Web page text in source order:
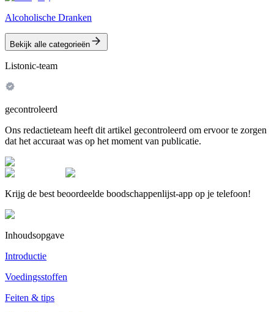
Alcoholische Dranken
Bekijk alle categorieën
Listonic-team
gecontroleerd
Ons redactieteam heeft dit artikel gecontroleerd om ervoor te zorgen
dat het accuraat was op het moment van publicatie.
Krijg de best beoordeelde boodschappenlijst-app op je telefoon!
Inhoudsopgave
Introductie
Voedingsstoffen
Feiten & tips